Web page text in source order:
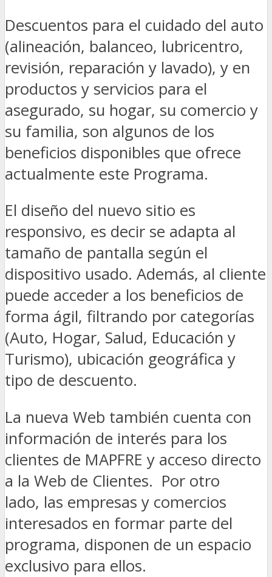
Descuentos para el cuidado del auto
(alineación, balanceo, lubricentro,
revisión, reparación y lavado), y en
productos y servicios para el
asegurado, su hogar, su comercio y
su familia, son algunos de los
beneficios disponibles que ofrece
actualmente este Programa.
El diseño del nuevo sitio es
responsivo, es decir se adapta al
tamaño de pantalla según el
dispositivo usado. Además, al cliente
puede acceder a los beneficios de
forma ágil, filtrando por categorías
(Auto, Hogar, Salud, Educación y
Turismo), ubicación geográfica y
tipo de descuento.
La nueva Web también cuenta con
información de interés para los
clientes de MAPFRE y acceso directo
a la Web de Clientes. Por otro
lado, las empresas y comercios
interesados en formar parte del
programa, disponen de un espacio
exclusivo para ellos.